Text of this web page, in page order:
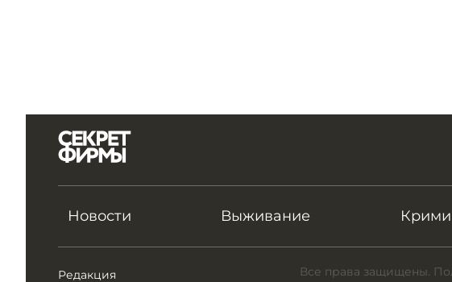
Новости Выживание
Редакция
Все права защищены.